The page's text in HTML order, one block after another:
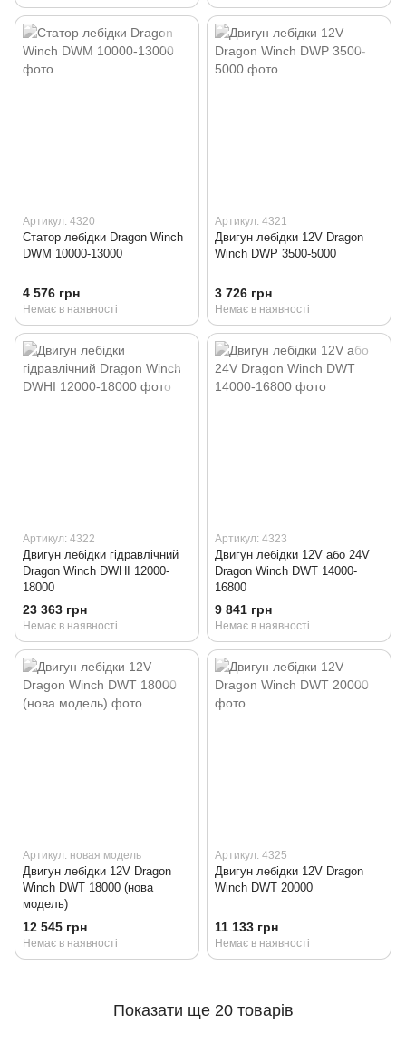
Артикул: 4320
Статор лебідки Dragon Winch
DWM 10000-13000
4 576 грн
Немає в наявності
Артикул: 4321
Двигун лебідки 12V Dragon
Winch DWP 3500-5000
3 726 грн
Немає в наявності
Артикул: 4322
Двигун лебідки гідравлічний
Dragon Winch DWHI 12000-
18000
23 363 грн
Немає в наявності
Артикул: 4323
Двигун лебідки 12V або 24V
Dragon Winch DWT 14000-
16800
9 841 грн
Немає в наявності
Артикул: новая модель
Двигун лебідки 12V Dragon
Winch DWT 18000 (нова
модель)
12 545 грн
Немає в наявності
Артикул: 4325
Двигун лебідки 12V Dragon
Winch DWT 20000
11 133 грн
Немає в наявності
Показати ще 20 товарів